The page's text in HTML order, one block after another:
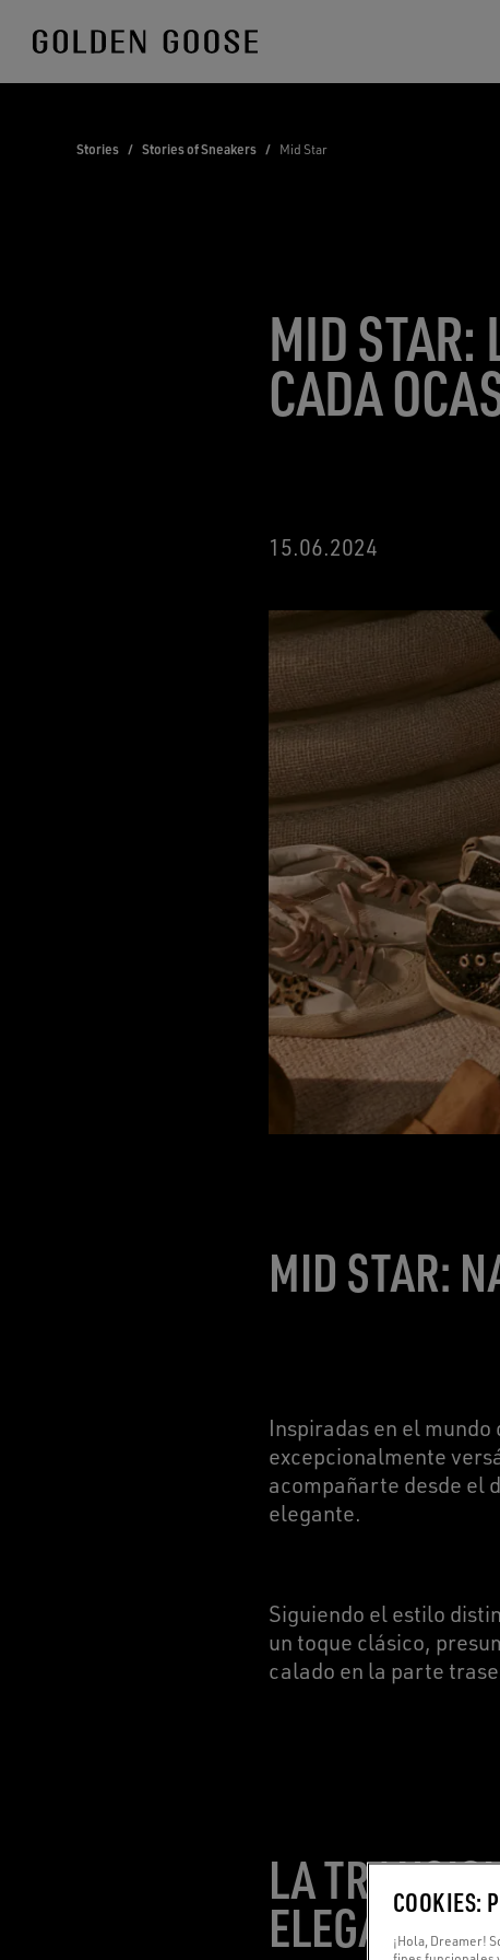
Stories / Stories of Sneakers / Mid Star
MID STAR:
CADA
15.06.2024
MID STAR:
Inspiradas en el mundo
excepcionalmente
acompañarte desde el
elegante.
Siguiendo el estilo
un toque clásico,
calado en la parte
LA
ELEGANTE
COOKIES:
¡Hola, Dreamer!